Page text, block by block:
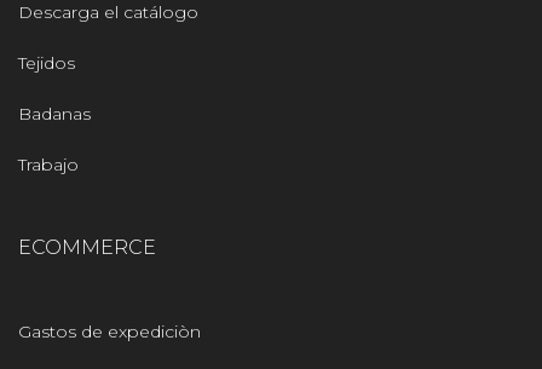
Descarga el catálogo
Tejidos
Badanas
Trabajo
ECOMMERCE
Gastos de expediciòn